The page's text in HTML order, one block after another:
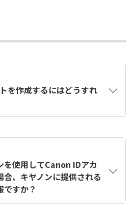
を作成するにはどうすれ
法は【カメラ】Canon IDとは
IDの作成方法は？をご確認く
を使用してCanon IDアカ
、キヤノンに提供される
ですか？